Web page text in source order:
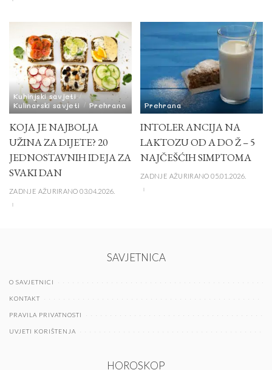
Kuhinjski savjeti
Kulinarski savjeti
Prehrana
KOJA JE NAJBOLJA
UŽINA ZA DIJETE? 20
JEDNOSTAVNIH IDEJA ZA
SVAKI DAN
ZADNJE AŽURIRANO 03.04.2026.
Prehrana
INTOLERANCIJA NA
LAKTOZU OD A DO Ž – 5
NAJČEŠĆIH SIMPTOMA
ZADNJE AŽURIRANO 05.01.2026.
SAVJETNICA
O SAVJETNICI
KONTAKT
PRAVILA PRIVATNOSTI
UVJETI KORIŠTENJA
HOROSKOP